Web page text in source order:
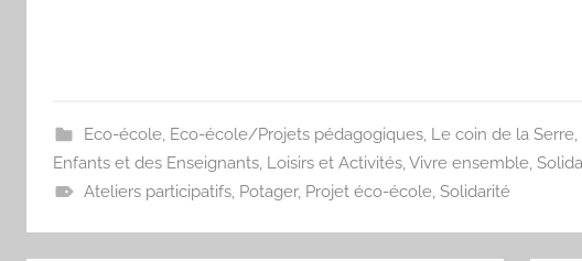
Eco-école, Eco-école/Projets pédagogiques, Le coin de la
Enfants et des Enseignants, Loisirs et Activités,Vivre ensemble,
Ateliers participatifs, Potager, Projet éco-école, Solidarité